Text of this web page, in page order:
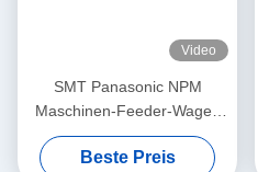
Video
SMT Panasonic NPM
Maschinen-Feeder-Wagen
Leiterplatten-Board PNF0A1-
AA N610102505AA
Beste Preis